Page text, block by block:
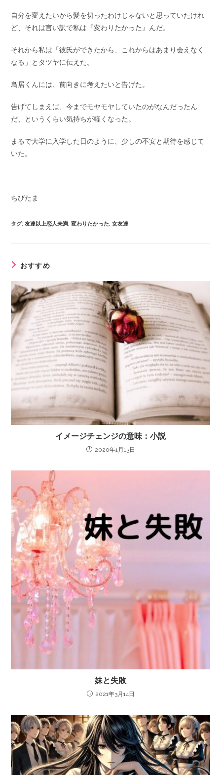
自分を変えたいから髪を切ったわけじゃないと思っていたけれ
ど、それは言い訳で私は『変わりたかった』んだ。
それから私は「彼氏ができたから、これからはあまり会えなく
なる」とタツヤに伝えた。
鳥居くんには、前向きに考えたいと告げた。
告げてしまえば、今までモヤモヤしていたのがなんだったん
だ、というくらい気持ちが軽くなった。
まるで大学に入学した日のように、少しの不安と期待を感じて
いた。
ちびたま
タグ:友達以上恋人未満, 変わりたかった, 女友達
おすすめ
イメージチェンジの意味：小説
2020年1月13日
妹と失敗
2021年3月14日